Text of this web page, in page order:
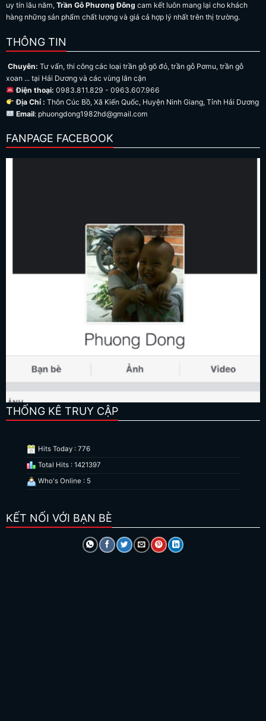
uy tín lâu năm, Trần Gỗ Phương Đông cam kết luôn mang lại cho khách
hàng những sản phẩm chất lượng và giá cả hợp lý nhất trên thị trường.
THÔNG TIN
Chuyên: Tư vấn, thi công các loại trần gỗ gõ đỏ, trần gỗ Pơmu, trần gỗ
xoan ... tại Hải Dương và các vùng lân cận
Điện thoại: 0983.811.829 - 0963.607.966
Địa Chỉ : Thôn Cúc Bồ, Xã Kiến Quốc, Huyện Ninh Giang, Tỉnh Hải Dương
Email: phuongdong1982hd@gmail.com
FANPAGE FACEBOOK
THỐNG KÊ TRUY CẬP
Hits Today : 776
Total Hits : 1421397
Who's Online : 5
KẾT NỐI VỚI BẠN BÈ